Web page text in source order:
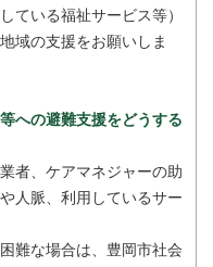
ている福祉サービス等）
域の支援をお願いしま
への避難支援をどうする
者、ケアマネジャーの助
人脈、利用しているサー
難な場合は、豊岡市社会